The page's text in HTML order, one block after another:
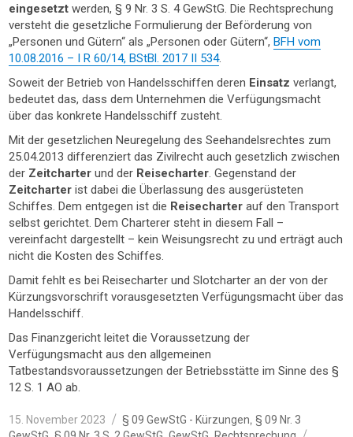
eingesetztwerden, § 9 Nr. 3 S. 4 GewStG. Die Rechtsprechung
versteht die gesetzliche Formulierung der Beförderung von
„Personen und Gütern“ als „Personen oder Gütern“,BFH vom
10.08.2016 – I R 60/14, BStBl. 2017 II 534.
Soweit der Betrieb von Handelsschiffen deren Einsatzverlangt,
bedeutet das, dass dem Unternehmen die Verfügungsmacht
über das konkrete Handelsschiff zusteht.
Mit der gesetzlichen Neuregelung des Seehandelsrechtes zum
25.04.2013 differenziert das Zivilrecht auch gesetzlich zwischen
der Zeitcharter und der Reisecharter. Gegenstand der
Zeitcharterist dabei die Überlassung des ausgerüsteten
Schiffes. Dem entgegen ist die Reisecharterauf den Transport
selbst gerichtet. Dem Charterer steht in diesem Fall –
vereinfacht dargestellt – kein Weisungsrecht zu und erträgt auch
nicht die Kosten des Schiffes.
Damit fehlt es bei Reisecharter und Slotcharter an der von der
Kürzungsvorschrift vorausgesetzten Verfügungsmacht über das
Handelsschiff.
Das Finanzgericht leitet die Voraussetzung der
Verfügungsmacht aus den allgemeinen
Tatbestandsvoraussetzungen der Betriebsstätte im Sinne des §
12 S. 1 AO ab.
Veröffentlicht
am
15. November 2023 Kategorien
§ 09 GewStG - Kürzungen,§ 09 Nr. 3